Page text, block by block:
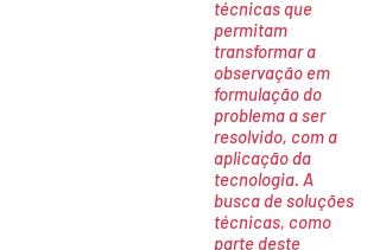
técnicas que
permitam
transformar a
observação em
formulação do
problema a ser
resolvido, com a
aplicação da
tecnologia. A
busca de soluções
técnicas, como
parte deste